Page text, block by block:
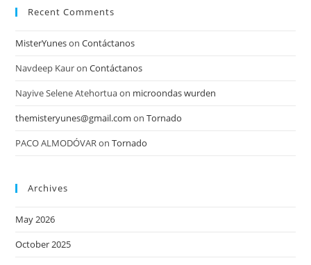
Recent Comments
MisterYunesonContáctanos
Navdeep KauronContáctanos
Nayive Selene Atehortuaon microondas wurden
themisteryunes@gmail.com onTornado
PACO ALMODÓVARonTornado
Archives
May 2026
October 2025